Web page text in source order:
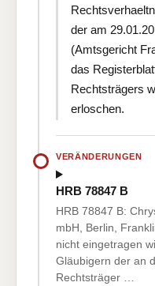
der am
(Amtsgericht
das
Rechtsträgers
erloschen.
VERÄNDERUNGEN
HRB 78847 B
HRB 78847 B:
mbH, Berlin,
nicht eingetragen
Gläubigern der an
Rechtsträger …